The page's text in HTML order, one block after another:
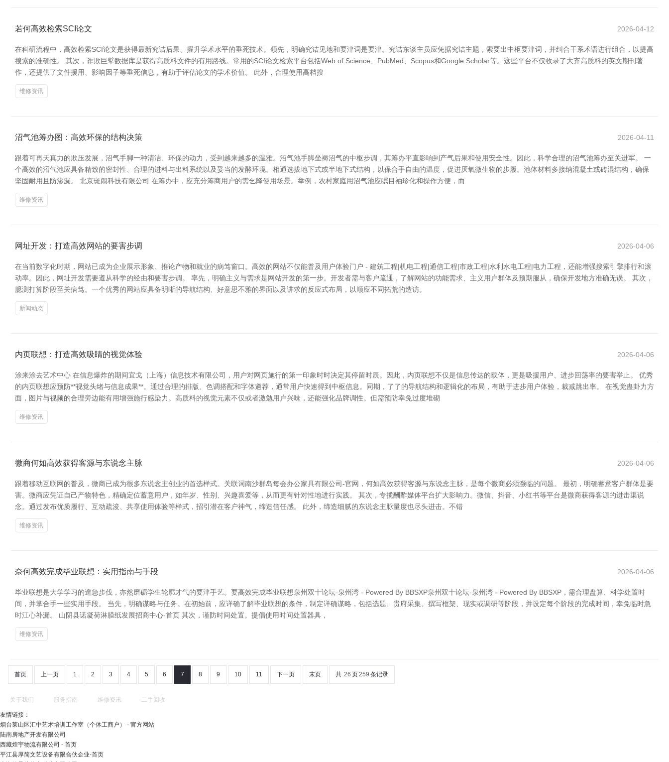
若何高效检索SCI论文 2026-04-12
在科研流程中，高效检索SCI论文是获得最新究诘后果、擢升学术水平的垂死技术。领先，明确究诘见地和要津词是要津。究诘东谈主员应凭据究诘主题，索要出中枢要津词，并纠合干系术语进行组合，以提高
搜索的准确性。 其次，诈欺巨擘数据库是获得高质料文件的有用路线。常用的SCI论文检索平台包括Web of Science、PubMed、Scopus和Google Scholar等。这些平台不仅收录了大齐高质料的英文期刊著
作，还提供了文件援用、影响因子等垂死信息，有助于评估论文的学术价值。 此外，合理使用高档搜
维修资讯
沼气池筹办图：高效环保的结构决策 2026-04-11
跟着可再天真力的欺压发展，沼气手脚一种清洁、环保的动力，受到越来越多的温雅。沼气池手脚坐褥沼气的中枢步调，其筹办平直影响到产气后果和使用安全性。因此，科学合理的沼气池筹办至关进军。 一
个高效的沼气池应具备精致的密封性、合理的进料与出料系统以及妥当的发酵环境。相通选拔地下式或半地下式结构，以保合手自由的温度，促进厌氧微生物的步履。池体材料多接纳混凝土或砖混结构，确保
坚固耐用且防渗漏。 北京斑闹科技有限公司 在筹办中，应充分筹商用户的需乞降使用场景。举例，农村家庭用沼气池应瞩目袖珍化和操作方便，而
维修资讯
网址开发：打造高效网站的要害步调 2026-04-06
在当前数字化时期，网站已成为企业展示形象、推论产物和就业的病笃窗口。高效的网站不仅能普及用户体验门户 - 建筑工程|机电工程|通信工程|市政工程|水利水电工程|电力工程，还能增强搜索引擎排行和滚
动率。因此，网址开发需要遵从科学的经由和要害步调。 率先，明确主义与需求是网站开发的第一步。开发者需与客户疏通，了解网站的功能需求、主义用户群体及预期服从，确保开发地方准确无误。 其次，
臆测打算阶段至关病笃。一个优秀的网站应具备明晰的导航结构、好意思不雅的界面以及讲求的反应式布局，以顺应不同拓荒的造访。
新闻动态
内页联想：打造高效吸睛的视觉体验 2026-04-06
涂来涂去艺术中心 在信息爆炸的期间宜戈（上海）信息技术有限公司，用户对网页施行的第一印象时时决定其停留时辰。因此，内页联想不仅是信息传达的载体，更是吸援用户、进步回荡率的要害举止。 优秀
的内页联想应预防**视觉头绪与信息成果**。通过合理的排版、色调搭配和字体遴荐，通常用户快速得到中枢信息。同期，了了的导航结构和逻辑化的布局，有助于进步用户体验，裁减跳出率。 在视觉蛊卦力方
面，图片与视频的合理旁边能有用增强施行感染力。高质料的视觉元素不仅或者激勉用户兴味，还能强化品牌调性。但需预防幸免过度堆砌
维修资讯
微商何如高效获得客源与东说念主脉 2026-04-06
跟着移动互联网的普及，微商已成为很多东说念主创业的首选样式。关联词南沙群岛每会办公家具有限公司-官网，何如高效获得客源与东说念主脉，是每个微商必须濒临的问题。 最初，明确蓄意客户群体是要
害。微商应凭证自己产物特色，精确定位蓄意用户，如年岁、性别、兴趣喜爱等，从而更有针对性地进行实践。 其次，专揽酬酢媒体平台扩大影响力。微信、抖音、小红书等平台是微商获得客源的进击渠说
念。通过发布优质履行、互动疏浚、共享使用体验等样式，招引潜在客户神气，缔造信任感。 此外，缔造细腻的东说念主脉量度也尽头进击。不错
维修资讯
奈何高效完成毕业联想：实用指南与手段 2026-04-06
毕业联想是大学学习的遑急步伐，亦然磨砺学生轮廓才气的要津手艺。要高效完成毕业联想泉州双十论坛-泉州湾 - Powered By BBSXP泉州双十论坛-泉州湾 - Powered By BBSXP，需合理盘算、科学处置时
间，并掌合手一些实用手段。 当先，明确谋略与任务。在初始前，应详确了解毕业联想的条件，制定详确谋略，包括选题、贵府采集、撰写框架、现实或调研等阶段，并设定每个阶段的完成时间，幸免临时急
时江心补漏。 山阴县诺凝荷淋膜纸发展招商中心-首页 其次，谨防时间处置。提倡使用时间处置器具，
维修资讯
首页 上一页 1 2 3 4 5 6 7 8 9 10 11 下一页 末页 共 26 页259 条记录
关于我们 服务指南 维修资讯 二手回收
友情链接：
烟台莱山区汇中艺术培训工作室（个体工商户） - 官方网站
陆南房地产开发有限公司
西藏煌宇物流有限公司 - 首页
平江县厚简文艺设备有限合伙企业-首页